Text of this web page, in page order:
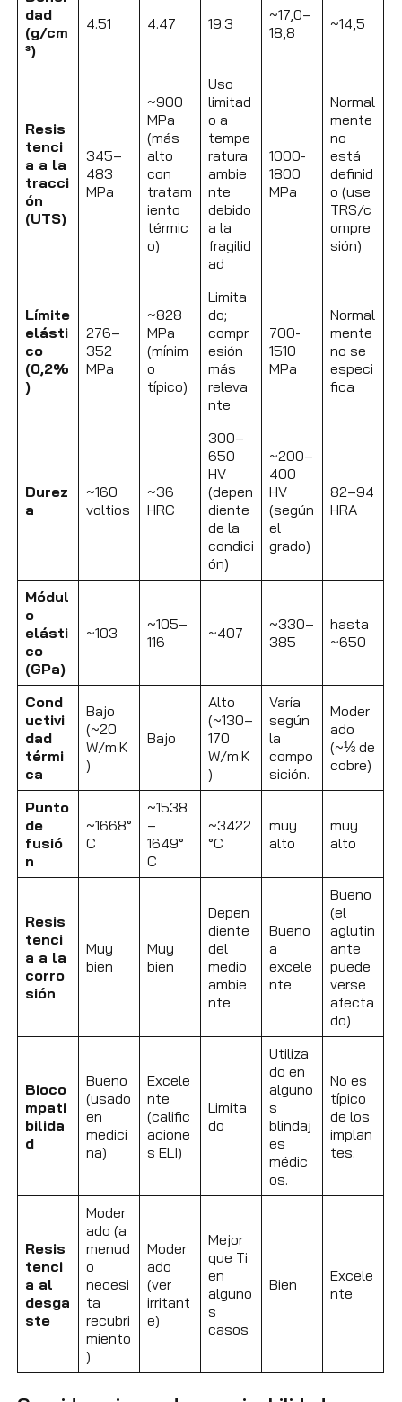
dad
(g/cm
³)
4.51 4.47 19.3
~17,0–
18,8
~14,5
Resis
tenci
a a la
tracci
ón
(UTS)
345–
483
MPa
~900
MPa
(más
alto
con
tratam
iento
térmic
o)
Uso
limitad
o a
tempe
ratura
ambie
nte
debido
a la
fragilid
ad
1000-
1800
MPa
Normal
mente
no
está
definid
o (use
TRS/c
ompre
sión)
Límite
elásti
co
(0,2%
)
276–
352
MPa
~828
MPa
(mínim
o
típico)
Limita
do;
compr
esión
más
releva
nte
700-
1510
MPa
Normal
mente
no se
especi
fica
Durez
a
~160
voltios
~36
HRC
300–
650
HV
(depen
diente
de la
condici
ón)
~200–
400
HV
(según
el
grado)
82–94
HRA
Módul
o
elásti
co
(GPa)
~103
~105–
116
~407
~330–
385
hasta
~650
Cond
uctivi
dad
térmi
ca
Bajo
(~20
W/m·K
)
Bajo
Alto
(~130–
170
W/m·K
)
Varía
según
la
compo
sición.
Moder
ado
(~⅓ de
cobre)
Punto
de
fusió
n
~1668°
C
~1538
–
1649°
C
~3422
°C
muy
alto
muy
alto
Resis
tenci
a a la
corro
sión
Muy
bien
Muy
bien
Depen
diente
del
medio
ambie
nte
Bueno
a
excele
nte
Bueno
(el
aglutin
ante
puede
verse
afecta
do)
Bioco
mpati
bilida
d
Bueno
(usado
en
medici
na)
Excele
nte
(calific
acione
s ELI)
Limita
do
Utiliza
do en
alguno
s
blindaj
es
médic
os.
No es
típico
de los
implan
tes.
Resis
tenci
a al
desga
ste
Moder
ado (a
menud
o
necesi
ta
recubri
miento
)
Moder
ado
(ver
irritant
e)
Mejor
que Ti
en
alguno
s
casos
Bien
Excele
nte